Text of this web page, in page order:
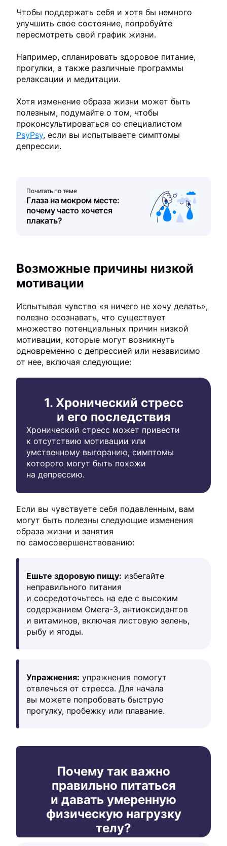
Чтобы поддержать себя и хотя бы немного
улучшить свое состояние, попробуйте
пересмотреть свой график жизни.
Например, спланировать здоровое питание,
прогулки, а также различные программы
релаксации и медитации.
Хотя изменение образа жизни может быть
полезным, подумайте о том, чтобы
проконсультироваться со специалистом
PsyPsy, если вы испытываете симптомы
депрессии.
Почитать по теме
Глаза на мокром месте:
почему часто хочется
плакать?
Возможные причины низкой
мотивации
Испытывая чувство «я ничего не хочу делать»,
полезно осознавать, что существует
множество потенциальных причин низкой
мотивации, которые могут возникнуть
одновременно с депрессией или независимо
от нее, включая следующие:
1. Хронический стресс
и его последствия
Хронический стресс может привести
к отсутствию мотивации или
умственному выгоранию, симптомы
которого могут быть похожи
на депрессию.
Если вы чувствуете себя подавленным, вам
могут быть полезны следующие изменения
образа жизни и занятия
по самосовершенствованию:
Ешьте здоровую пищу: избегайте
неправильного питания
и сосредоточьтесь на еде с высоким
содержанием Омега-3, антиоксидантов
и витаминов, включая листовую зелень,
рыбу и ягоды.
Упражнения: упражнения помогут
отвлечься от стресса. Для начала
вы можете попробовать быструю
прогулку, пробежку или плавание.
Почему так важно
правильно питаться
и давать умеренную
физическую нагрузку
телу?